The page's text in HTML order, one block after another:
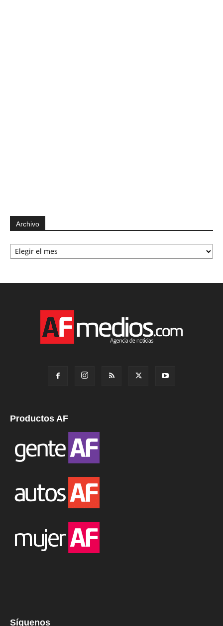
Archivo
Archivo
Productos AF
Síguenos